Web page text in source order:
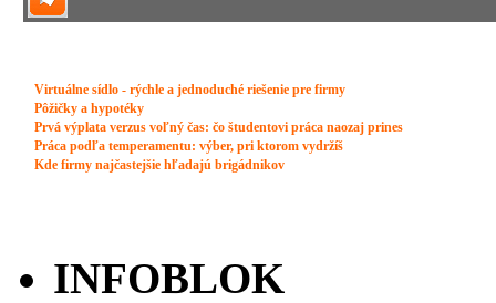
INFOBLOK